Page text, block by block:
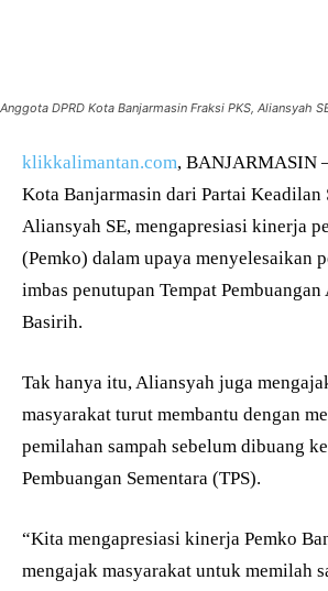
Anggota DPRD Kota Banjarmasin Fraksi PKS, Aliansyah
klikkalimantan.com, BANJARMASIN
Kota Banjarmasin dari Partai Keadilan
Aliansyah SE, mengapresiasi kinerja
(Pemko) dalam upaya menyelesaikan
imbas penutupan Tempat
Basirih.
Tak hanya itu, Aliansyah juga
masyarakat turut membantu dengan
pemilahan sampah sebelum dibuang
Pembuangan Sementara (TPS).
“Kita mengapresiasi kinerja Pemko
mengajak masyarakat untuk memilah